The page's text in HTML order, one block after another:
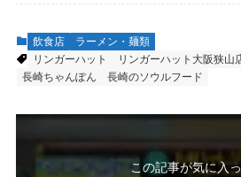
飲食店
ラーメン・麺類
リンガーハット
リンガーハット大阪狭山
長崎ちゃんぽん
長崎のソウルフード
この記事が気に入